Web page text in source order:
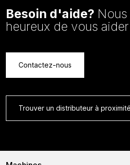
Besoin d'aide? Nous
heureux de vous aider
Contactez-nous
Trouver un distributeur à proximité